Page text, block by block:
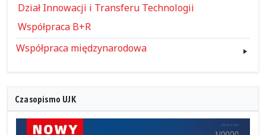
Dział Innowacji i Transferu Technologii
Współpraca B+R
Współpraca międzynarodowa
Czasopismo UJK